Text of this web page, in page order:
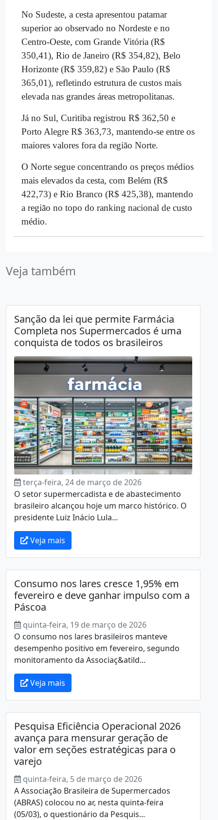
No Sudeste, a cesta apresentou patamar
superior ao observado no Nordeste e no
Centro-Oeste, com Grande Vitória (R$
350,41), Rio de Janeiro (R$ 354,82), Belo
Horizonte (R$ 359,82) e São Paulo (R$
365,01), refletindo estrutura de custos mais
elevada nas grandes áreas metropolitanas.
Já no Sul, Curitiba registrou R$ 362,50 e
Porto Alegre R$ 363,73, mantendo-se entre os
maiores valores fora da região Norte.
O Norte segue concentrando os preços médios
mais elevados da cesta, com Belém (R$
422,73) e Rio Branco (R$ 425,38), mantendo
a região no topo do ranking nacional de custo
médio.
Veja também
Sanção da lei que permite Farmácia
Completa nos Supermercados é uma
conquista de todos os brasileiros
terça-feira, 24 de março de 2026
O setor supermercadista e de abastecimento
brasileiro alcançou hoje um marco histórico. O
presidente Luiz Inácio Lula...
Veja mais
Consumo nos lares cresce 1,95% em
fevereiro e deve ganhar impulso com a
Páscoa
quinta-feira, 19 de março de 2026
O consumo nos lares brasileiros manteve
desempenho positivo em fevereiro, segundo
monitoramento da Associaç&atild...
Veja mais
Pesquisa Eficiência Operacional 2026
avança para mensurar geração de
valor em seções estratégicas para o
varejo
quinta-feira, 5 de março de 2026
A Associação Brasileira de Supermercados
(ABRAS) colocou no ar, nesta quinta-feira
(05/03), o questionário da Pesquis...